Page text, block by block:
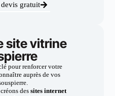
gratuit
site vitrine
pour renforcer votre
auprès de vos
dessites internet